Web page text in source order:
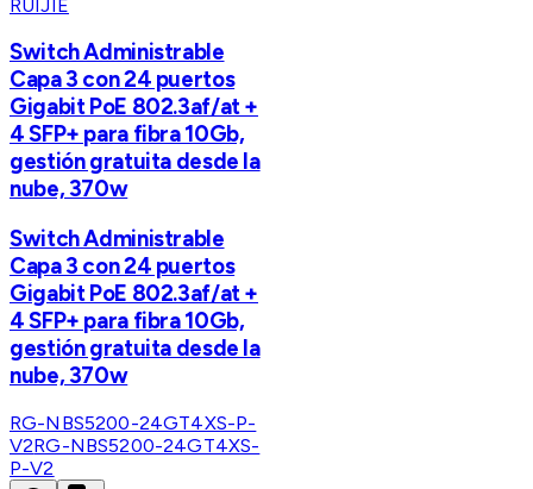
RUIJIE
Switch Administrable
Capa 3 con 24 puertos
Gigabit PoE 802.3af/at +
4 SFP+ para fibra 10Gb,
gestión gratuita desde la
nube, 370w
Switch Administrable
Capa 3 con 24 puertos
Gigabit PoE 802.3af/at +
4 SFP+ para fibra 10Gb,
gestión gratuita desde la
nube, 370w
RG-NBS5200-24GT4XS-P-
V2RG-NBS5200-24GT4XS-
P-V2